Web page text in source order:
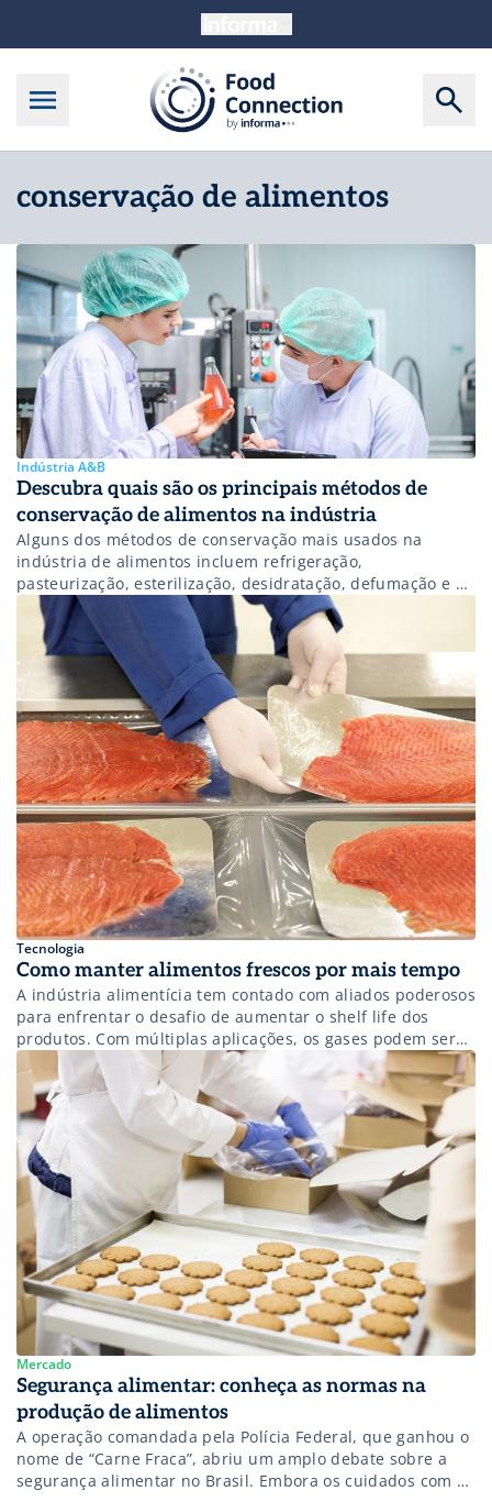
conservação de alimentos
Indústria A&B
Descubra quais são os principais métodos de
conservação de alimentos na indústria
Alguns dos métodos de conservação mais usados na
indústria de alimentos incluem refrigeração,
pasteurização, esterilização, desidratação, defumação e o
uso de conservantes. O intuito é aumentar a vida útil,
garantir a qualidade e a segurança dos alimentos. Saiba
mais.
Tecnologia
Como manter alimentos frescos por mais tempo
A indústria alimentícia tem contado com aliados poderosos
para enfrentar o desafio de aumentar o shelf life dos
produtos. Com múltiplas aplicações, os gases podem ser
utilizados para acelerar ou interromper processos,
aquecer, resfriar, alterar e, até mesmo, preservar e
manter os alimentos frescos por mais tempo. Os tipos que
mais atuam nesse sentido são […]
Mercado
Segurança alimentar: conheça as normas na
produção de alimentos
A operação comandada pela Polícia Federal, que ganhou o
nome de “Carne Fraca”, abriu um amplo debate sobre a
segurança alimentar no Brasil. Embora os cuidados com a